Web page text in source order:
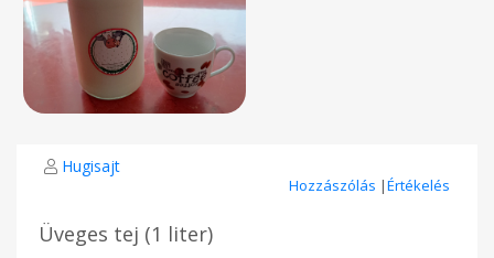
Hugisajt
Hozzászólás |Értékelés
Üveges tej (1 liter)